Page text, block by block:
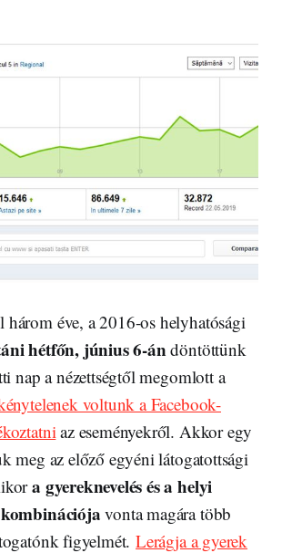
három éve, a 2016-os helyhatósági
hétfőn, június 6-ándöntöttünk
nap a nézettségtől megomlott a
voltunk a Facebook-
az eseményekről. Akkor egy
meg az előző egyéni látogatottsági
a gyereknevelés és a helyi
vonta magára több
figyelmét.Lerágja a gyerek